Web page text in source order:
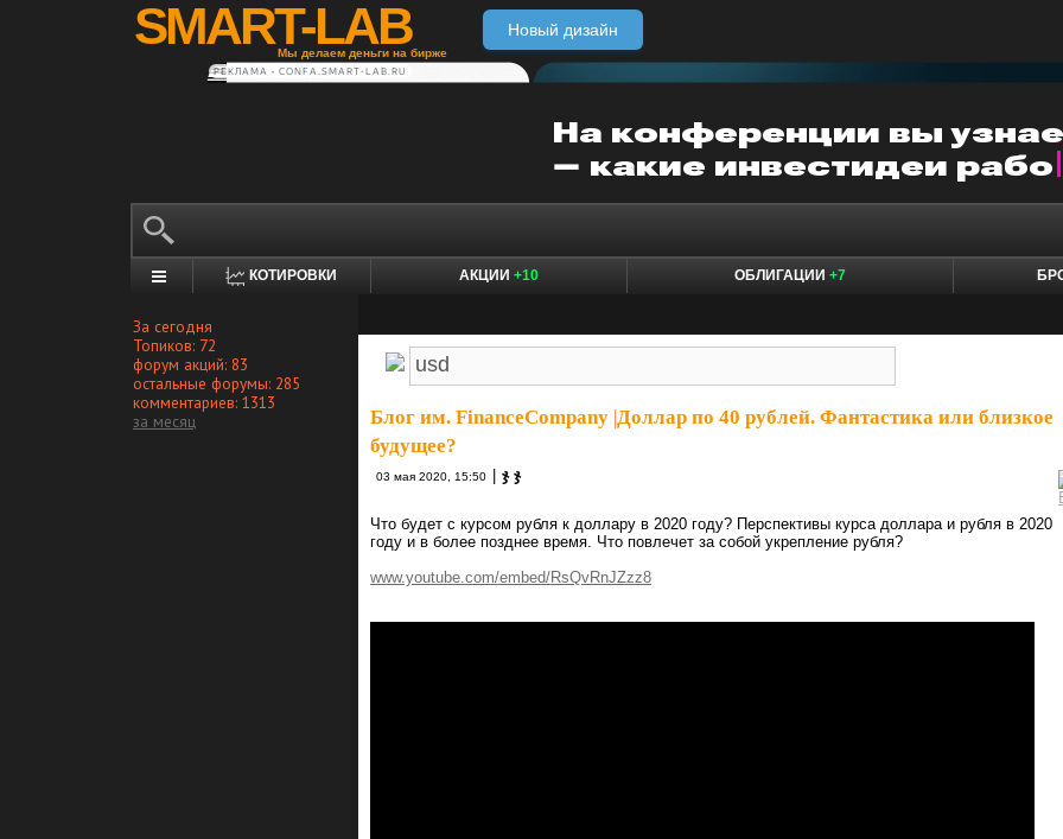
SMART-LAB
Мы делаем деньги на бирже
Новый дизайн
РЕКЛАМА • CONFA.SMART-LAB.RU
КОТИРОВКИ АКЦИИ +10 ОБЛИГАЦИИ +7
За сегодня
Топиков: 72
форум акций: 83
остальные форумы: 285
комментариев: 1313
за месяц
Блог им. FinanceCompany Доллар по 40 рублей. Фантастика или близкое
будущее?
03 мая 2020, 15:50 ჯ ჯ
Что будет с курсом рубля к доллару в 2020 году? Перспективы курса доллара и рубля в 2020
году и в более позднее время. Что повлечет за собой укрепление рубля?
www.youtube.com/embed/RsQvRnJZzz8